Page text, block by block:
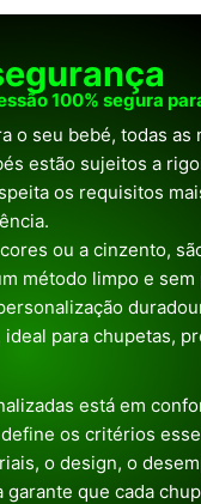
100% segura
o seu bebé, todas as
estão sujeitos a
os requisitos
ou a cinzento,
método limpo e
ideal para chupetas,
está em
os critérios
o design, o
que cada